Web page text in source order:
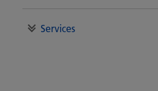
Services